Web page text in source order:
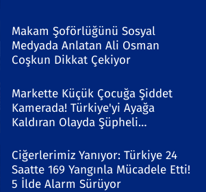
Makam Şoförlüğünü Sosyal
Medyada Anlatan Ali Osman
Coşkun Dikkat Çekiyor
Markette Küçük Çocuğa Şiddet
Kamerada! Türkiye'yi Ayağa
Kaldıran Olayda Şüpheli
Ciğerlerimiz Yanıyor: Türkiye 24
Saatte 169 Yangınla Mücadele Etti!
5 İlde Alarm Sürüyor